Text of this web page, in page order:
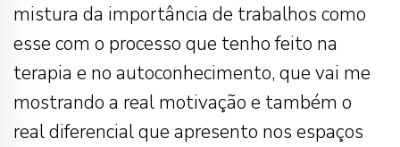
mistura da importância de trabalhos como
esse com o processo que tenho feito na
terapia e no autoconhecimento, que vai me
mostrando a real motivação e também o
real diferencial que apresento nos espaços